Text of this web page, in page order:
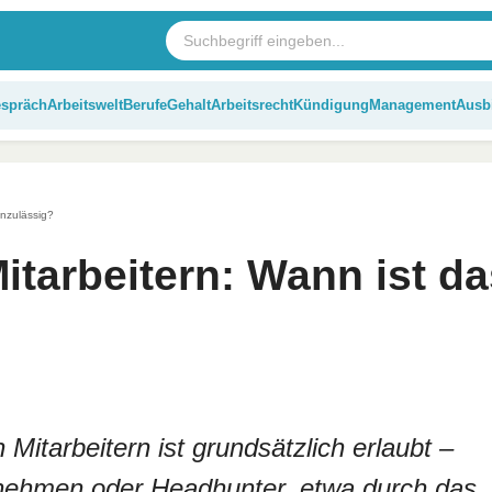
ArbeitsweltBerufeGehaltArbeitsrechtKündigung Management
Wann ist
Mitarbeitern ist grundsätzlich erlaubt –